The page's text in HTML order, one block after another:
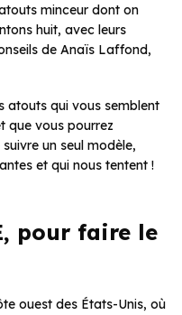
minceur dont on
huit, avec leurs
de Anaïs Laffond,
atouts qui vous semblent
que vous pourrez
un seul modèle,
et qui nous tentent !
pour faire le
ouest des États-Unis, où